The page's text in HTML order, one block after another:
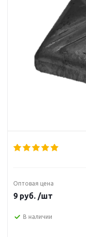
Оптовая цена
9 руб. /шт
В наличии